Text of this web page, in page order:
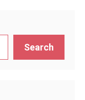
Search